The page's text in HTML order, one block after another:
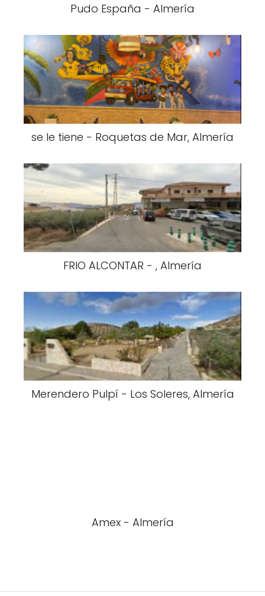
Pudo España - Almería
se le tiene - Roquetas de Mar, Almería
FRIO ALCONTAR - , Almería
Merendero Pulpí - Los Soleres, Almería
Amex - Almería